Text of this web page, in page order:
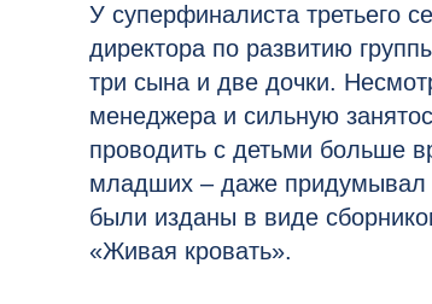
У суперфиналиста третьего
директора по развитию
три сына и две дочки.
менеджера и сильную
проводить с детьми больше
младших – даже придумывал
были изданы в виде
«Живая кровать».